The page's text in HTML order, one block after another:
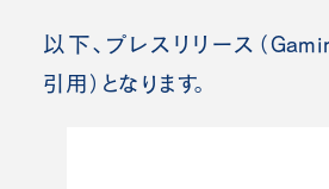
以下、プレスリリース（
引用）となります。